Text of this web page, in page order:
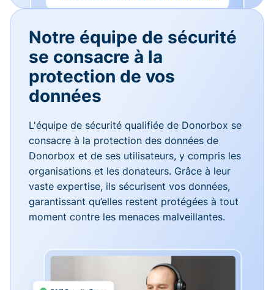
Notre équipe de sécurité
se consacre à la
protection de vos
données
L'équipe de sécurité qualifiée de Donorbox se
consacre à la protection des données de
Donorbox et de ses utilisateurs, y compris les
organisations et les donateurs. Grâce à leur
vaste expertise, ils sécurisent vos données,
garantissant qu’elles restent protégées à tout
moment contre les menaces malveillantes.